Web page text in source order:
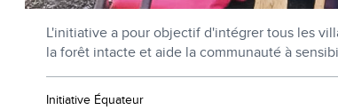
L'initiative a pour objectif d'intégrer tous les
la forêt intacte et aide la communauté à
Initiative Équateur